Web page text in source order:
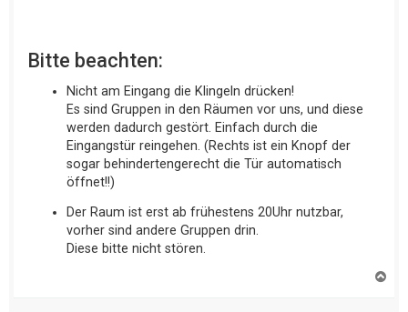
Bitte beachten:
Nicht am Eingang die Klingeln drücken!
Es sind Gruppen in den Räumen vor uns, und diese
werden dadurch gestört. Einfach durch die
Eingangstür reingehen. (Rechts ist ein Knopf der
sogar behindertengerecht die Tür automatisch
öffnet!!)
Der Raum ist erst ab frühestens 20Uhr nutzbar,
vorher sind andere Gruppen drin.
Diese bitte nicht stören.